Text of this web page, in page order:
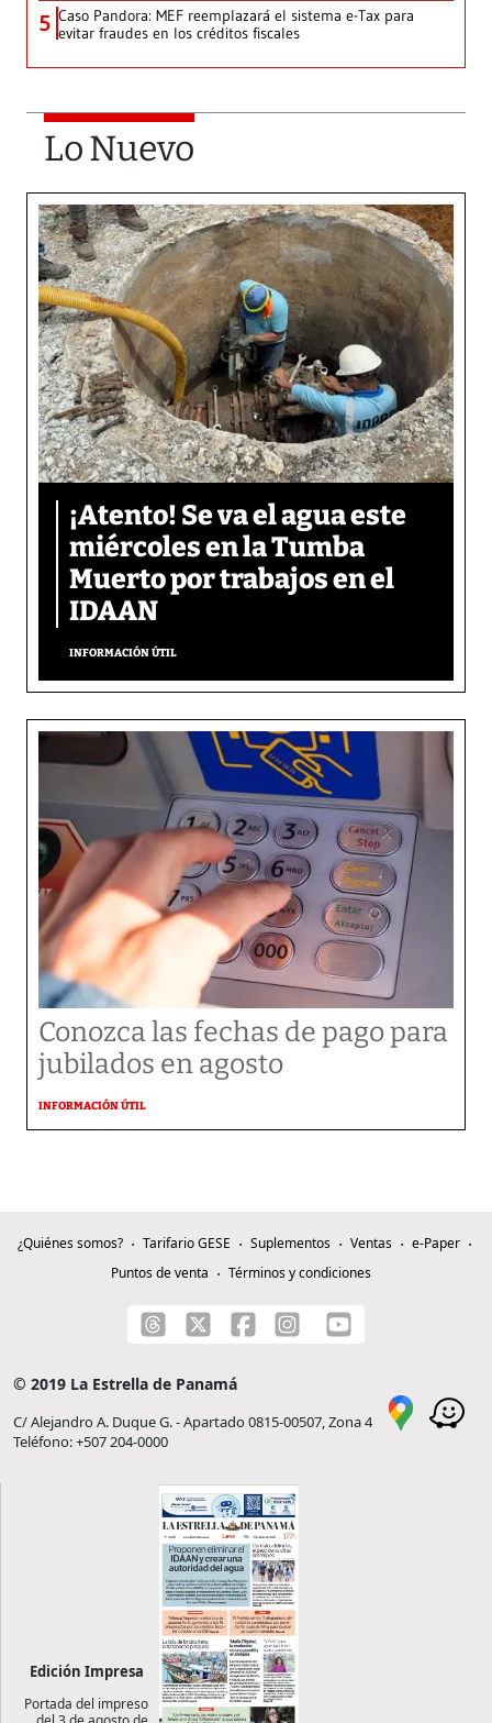
5 Caso Pandora: MEF reemplazará el sistema e-Tax para
evitar fraudes en los créditos fiscales
Lo Nuevo
¡Atento! Se va el agua este
miércoles en la Tumba
Muerto por trabajos en el
IDAAN
INFORMACIÓN ÚTIL
Conozca las fechas de pago para
jubilados en agosto
INFORMACIÓN ÚTIL
¿Quiénes somos? Tarifario GESE Suplementos Ventas
e-Paper
Puntos de venta
Términos y condiciones
© 2019 La Estrella de Panamá
C/ Alejandro A. Duque G. - Apartado 0815-00507, Zona 4
Teléfono: +507 204-0000
Edición Impresa
Portada del impreso